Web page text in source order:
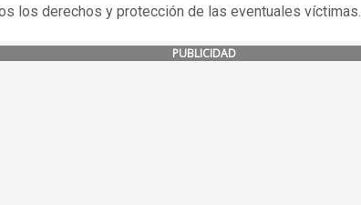
los derechos y protección de las eventuales víctimas.
PUBLICIDAD